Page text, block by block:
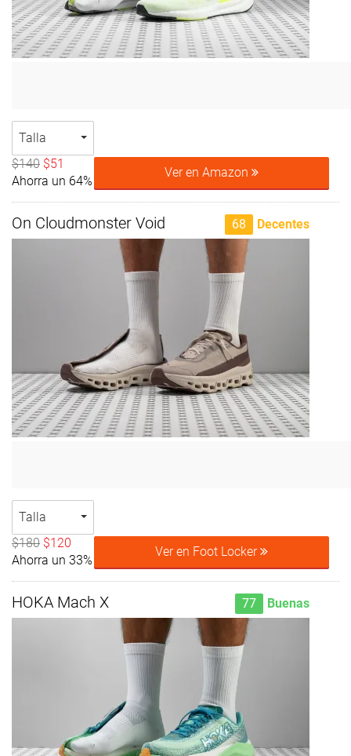
Talla
$140 $51
Ahorra un 64%
Ver en Amazon
On Cloudmonster Void 68 Decentes
Talla
$180 $120
Ahorra un 33%
Ver en Foot Locker
HOKA Mach X 77 Buenas